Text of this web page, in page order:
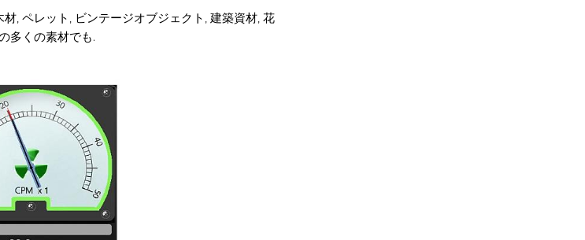
, ペレット, ビンテージオブジェクト, 建築資材, 花
多くの素材でも.